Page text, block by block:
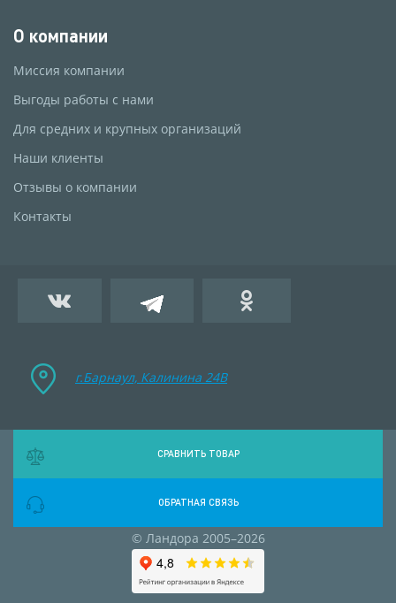
О компании
Миссия компании
Выгоды работы с нами
Для средних и крупных организаций
Наши клиенты
Отзывы о компании
Контакты
г.Барнаул, Калинина 24B
© Ландора 2005–2026
СРАВНИТЬ ТОВАР
ОБРАТНАЯ СВЯЗЬ